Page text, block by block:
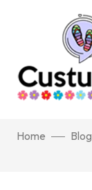
Home Blog